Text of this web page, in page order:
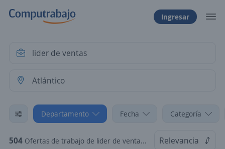
Ingresar
Departamento Fecha Categoría
504 Ofertas de trabajo de lider de ventas en Atlántico Relevancia